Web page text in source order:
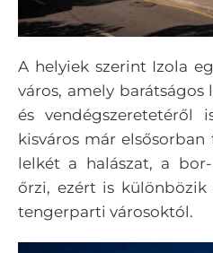
A helyiek szerint Izola
város, amely
és vendégszeretetéről
kisváros már
lelkét a halászat, a
őrzi, ezért is különbözik
tengerparti városoktól.